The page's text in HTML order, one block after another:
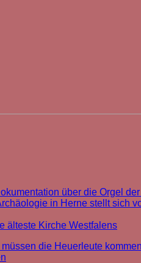
über die Orgel
in Herne stellt sich
älteste Kirche Westfalens
die Heuerleute